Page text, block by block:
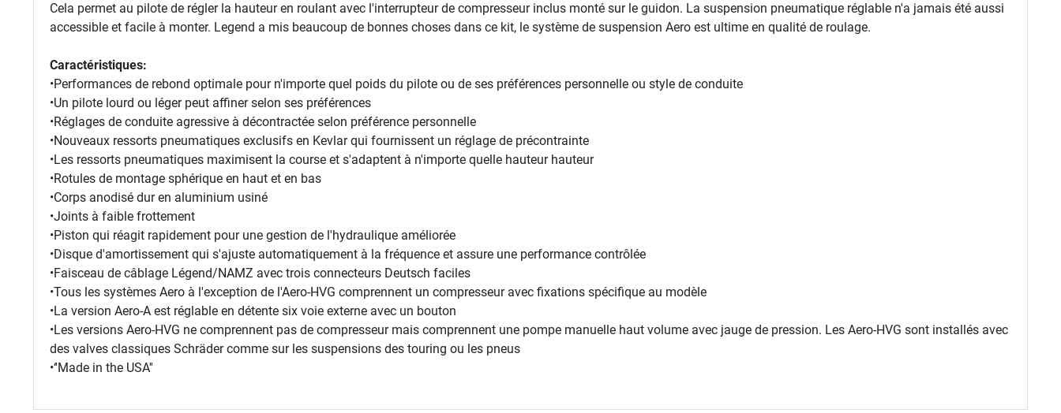
Cela permet au pilote de régler la hauteur en roulant avec l'interrupteur de compresseur inclus monté sur le guidon. La suspension pneumatique réglable n'a jamais été aussi
accessible et facile à monter. Legend a mis beaucoup de bonnes choses dans ce kit, le système de suspension Aero est ultime en qualité de roulage.
Caractéristiques:
•Performances de rebond optimale pour n'importe quel poids du pilote ou de ses préférences personnelle ou style de conduite
•Un pilote lourd ou léger peut affiner selon ses préférences
•Réglages de conduite agressive à décontractée selon préférence personnelle
•Nouveaux ressorts pneumatiques exclusifs en Kevlar qui fournissent un réglage de précontrainte
•Les ressorts pneumatiques maximisent la course et s'adaptent à n'importe quelle hauteur hauteur
•Rotules de montage sphérique en haut et en bas
•Corps anodisé dur en aluminium usiné
•Joints à faible frottement
•Piston qui réagit rapidement pour une gestion de l'hydraulique améliorée
•Disque d'amortissement qui s'ajuste automatiquement à la fréquence et assure une performance contrôlée
•Faisceau de câblage Légend/NAMZ avec trois connecteurs Deutsch faciles
•Tous les systèmes Aero à l'exception de l'Aero-HVG comprennent un compresseur avec fixations spécifique au modèle
•La version Aero-A est réglable en détente six voie externe avec un bouton
•Les versions Aero-HVG ne comprennent pas de compresseur mais comprennent une pompe manuelle haut volume avec jauge de pression. Les Aero-HVG sont installés avec
des valves classiques Schräder comme sur les suspensions des touring ou les pneus
•‘'Made in the USA''